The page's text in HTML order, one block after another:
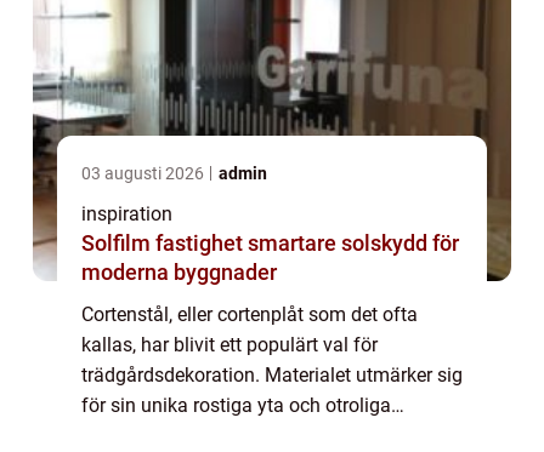
03 augusti 2026 admin
inspiration
Solfilm fastighet smartare solskydd för
moderna byggnader
Cortenstål, eller cortenplåt som det ofta
kallas, har blivit ett populärt val för
trädgårdsdekoration. Materialet utmärker sig
för sin unika rostiga yta och otroliga